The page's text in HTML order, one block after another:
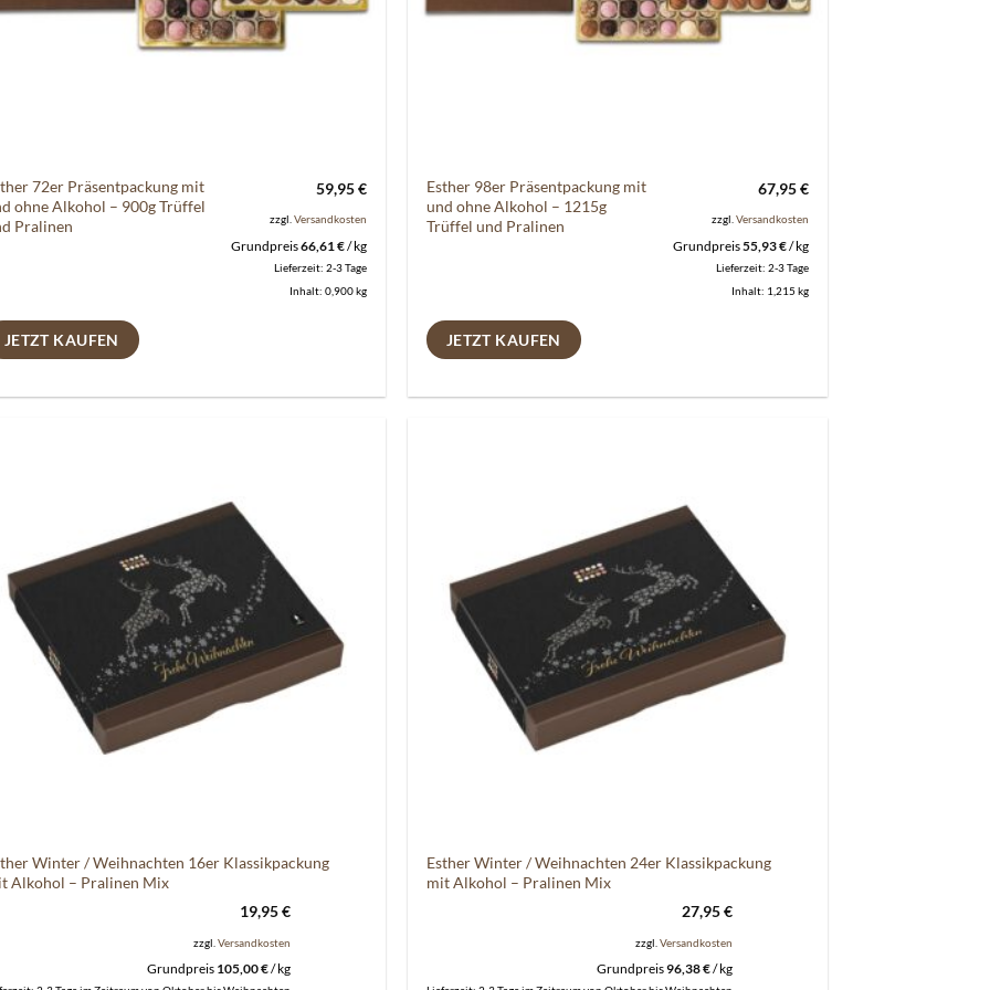
72er Präsentpackung mit
ohne Alkohol – 900g Trüffel
Pralinen
59,95€
zzgl. Versandkosten
Grundpreis66,61 €/kg
Lieferzeit: 2-3 Tage
Inhalt: 0,900kg
JETZT KAUFEN
Esther 98er Präsentpackung mit
und ohne Alkohol – 1215g
Trüffel und Pralinen
67,95€
zzgl. Versandkosten
Grundpreis55,93€/kg
Lieferzeit: 2-3 Tage
Inhalt: 1,215 kg
JETZT KAUFEN
Winter / Weihnachten 16er Klassikpackung
Alkohol – Pralinen Mix
19,95€
zzgl.Versandkosten
Grundpreis 105,00€/ kg
Esther Winter / Weihnachten 24er Klassikpackung
mit Alkohol – Pralinen Mix
27,95€
zzgl.Versandkosten
Grundpreis96,38€/ kg